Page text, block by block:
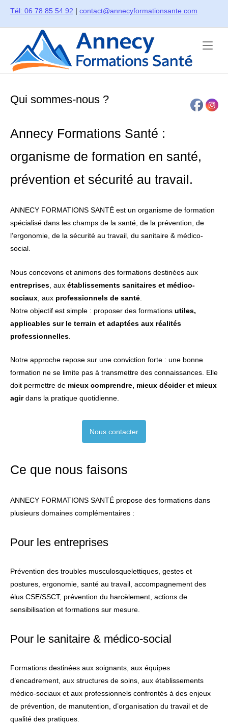
content
Tél: 06 78 85 54 92 | contact@annecyformationsante.com
Qui sommes-nous ?
Annecy Formations Santé :
organisme de formation en santé,
prévention et sécurité au travail.
ANNECY FORMATIONS SANTÉ est un organisme de formation
spécialisé dans les champs de la santé, de la prévention, de
l’ergonomie, de la sécurité au travail, du sanitaire & médico-
social.
Nous concevons et animons des formations destinées aux
entreprises , aux établissements sanitaires et médico-
sociaux , aux professionnels de santé
Notre objectif est simple : proposer des formations utiles,
applicables sur le terrain et adaptées aux réalités
professionnelles
Notre approche repose sur une conviction forte : une bonne
formation ne se limite pas à transmettre des connaissances. Elle
doit permettre de mieux comprendre, mieux décider et mieux
agirdans la pratique quotidienne.
Nous contacter
Ce que nous faisons
ANNECY FORMATIONS SANTÉ propose des formations dans
plusieurs domaines complémentaires :
Pour les entreprises
Prévention des troubles musculosquelettiques, gestes et
postures, ergonomie, santé au travail, accompagnement des
élus CSE/SSCT, prévention du harcèlement, actions de
sensibilisation et formations sur mesure.
Pour le sanitaire & médico-social
Formations destinées aux soignants, aux équipes
d’encadrement, aux structures de soins, aux établissements
médico-sociaux et aux professionnels confrontés à des enjeux
de prévention, de manutention, d’organisation du travail et de
qualité des pratiques.